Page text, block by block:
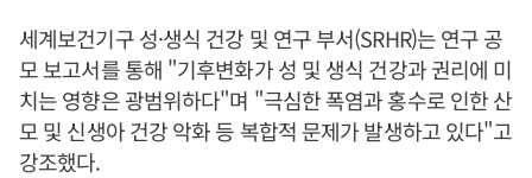
세계보건기구 성·생식 건강 및 연구 부서(SRHR)는 연구 공
모 보고서를 통해 "기후변화가 성 및 생식 건강과 권리에 미
치는 영향은 광범위하다"며 "극심한 폭염과 홍수로 인한 산
모 및 신생아 건강 악화 등 복합적 문제가 발생하고 있다"고
강조했다.